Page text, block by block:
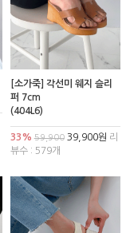
[소가죽] 각선미 웨지 슬리
퍼 7cm
(404L6)
33% 59,90039,900원 리
뷰수 : 579개